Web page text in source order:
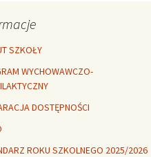
termiczna
Libre Office
SZKOŁY
WYCHOWAWCZO-
DOSTĘPNOŚCI
ROKU SZKOLNEGO 2025/2026